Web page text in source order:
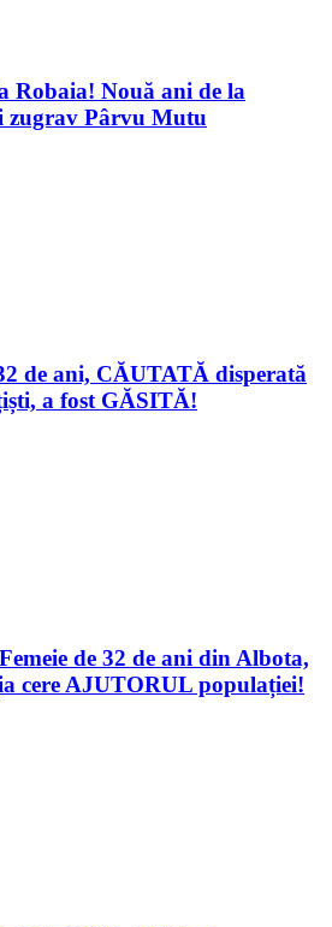
Robaia! Nouă ani de la
zugrav Pârvu Mutu
de ani, CĂUTATĂ disperată
a fost GĂSITĂ!
de 32 de ani din Albota,
cere AJUTORUL populației!